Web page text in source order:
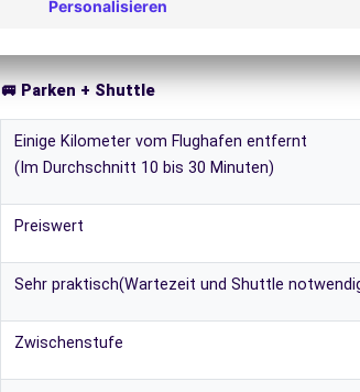
🚐 Parken + Shuttle
Einige Kilometer vom Flughafen entfernt
(Im Durchschnitt 10 bis 30 Minuten)
Preiswert
Sehr praktisch(Wartezeit und Shuttle
Zwischenstufe